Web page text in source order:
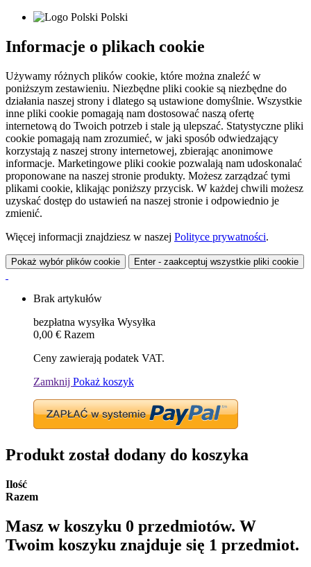
Polski
Informacje o plikach cookie
Używamy różnych plików cookie, które można znaleźć w
poniższym zestawieniu. Niezbędne pliki cookie są niezbędne do
działania naszej strony i dlatego są ustawione domyślnie. Wszystkie
inne pliki cookie pomagają nam dostosować naszą ofertę
internetową do Twoich potrzeb i stale ją ulepszać. Statystyczne pliki
cookie pomagają nam zrozumieć, w jaki sposób odwiedzający
korzystają z naszej strony internetowej, zbierając anonimowe
informacje. Marketingowe pliki cookie pozwalają nam udoskonalać
proponowane na naszej stronie produkty. Możesz zarządzać tymi
plikami cookie, klikając poniższy przycisk. W każdej chwili możesz
uzyskać dostęp do ustawień na naszej stronie i odpowiednio je
zmienić.
Więcej informacji znajdziesz w naszej Polityce prywatności.
Pokaż wybór plików cookie Enter - zaakceptuj wszystkie pliki cookie
Brak artykułów
bezpłatna wysyłka Wysyłka
0,00 € Razem
Ceny zawierają podatek VAT.
Zamknij Pokaż koszyk
Produkt został dodany do koszyka
Ilość
Razem
Masz w koszyku 0 przedmiotów. W
Twoim koszyku znajduje się 1 przedmiot.